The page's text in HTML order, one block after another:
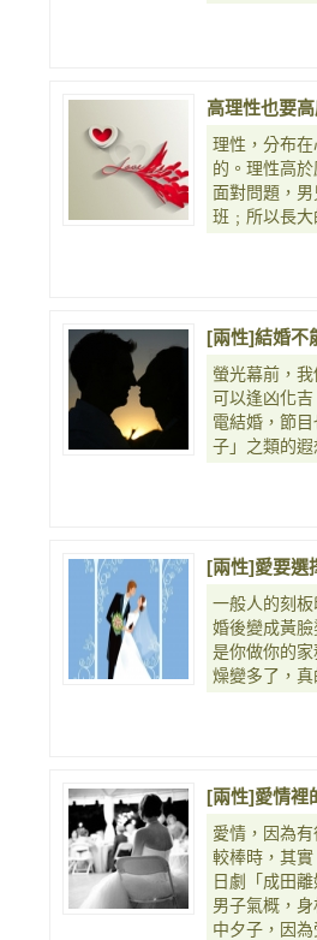
高理性也要
理性，分布
的。理性高
面對問題，
班﹔所以長
[兩性]結婚不
螢光幕前，
可以逢凶化
電結婚，節
子」之類的遐
[兩性]愛要選
一般人的刻
婚後變成黃
是你做你的
燥變多了，真
[兩性]愛情裡
愛情，因為
較棒時，其實
日劇「成田
男子氣概，
中夕子，因